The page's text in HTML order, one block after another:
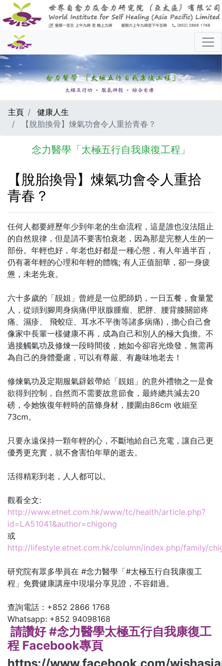
主頁
健康人生
【脫胎換骨】煉氣功會令人重拾青春？
念力醫學「太極五行自我康復工程」
【脫胎換骨】煉氣功會令人重拾
青春？
任何人都要經歷年少到年老的生命流程，這是誰也沒法阻止
的自然規律，但是請不要害怕衰老，因為那是完整人生的一
部份。年輕也好，年老也好都是一種心態，有人年過半百，
仍有著年輕的心理和年輕的體魄; 有人正值韶華，卻一身疲
憊，未老先衰。
六十多歲的「靚姐」曾經是一位肥師奶，一日五餐，食量驚
人，從頭到腳周身病痛(甲狀腺腫瘤、肥胖、腰背膝關節疼
痛、濕疹、 飛蛟症、耳水不平衡等諸多病痛)，擔心自己會
像家中長輩一樣健康不再，成為自己和別人的極大負擔。不
過接觸氣功及修煉一段時間後，她如今卻容光煥發，無需再
為自己的身體憂慮，可以有尊嚴、有趣味地老去！
修煉氣功及定期服氣辟穀帶給「靚姐」的意外禮物之一是食
欲得到控制，自然而不需要故意節食，最終總共減去20
磅，令她恢復年輕時的苗條身材，腰圍由86cm 收細至
73cm。
只要永遠保持一顆年輕的心，不斷地給自己充電，讓自己更
優秀更充實，就不會害怕年華的逝去。
活得精彩到老，人人都可以。
觀看全文:
http://www.etnet.com.hk/www/tc/health/article.php?
id=LA51041&author=chigong
或
http://lifestyle.etnet.com.hk/column/index.php/family/
研究院有眾多學員在 #念力醫學「#太極五行自我康復工
程」免費健康講座中現場分享見證，不容錯過。
查詢電話：+852 2866 1768
Whatsapp: +852 94098168
請讚好 #念力醫學太極五行自我康復工
程 Facebook專頁